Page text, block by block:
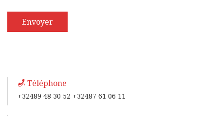
Téléphone
+32489 48 30 52 +32487 61 06 11